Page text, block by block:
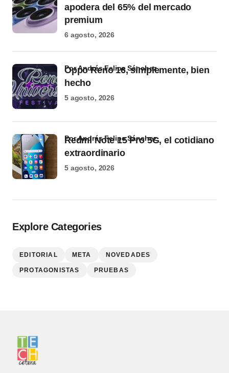
apodera del 65% del mercado
premium
6 agosto, 2026
Oppo Reno 16, simplemente, bien
hecho
por Andrés Felipe Sánchez
5 agosto, 2026
Redmi Note 15 Pro 5G, el cotidiano
extraordinario
por Andrés Felipe Sánchez
5 agosto, 2026
Explore Categories
EDITORIAL META NOVEDADES
PROTAGONISTAS PRUEBAS